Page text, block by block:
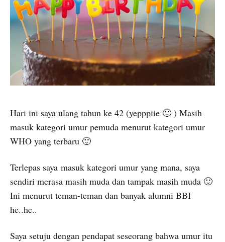
Hari ini saya ulang tahun ke 42 (yepppiie 🙂 ) Masih
masuk kategori umur pemuda menurut kategori umur
WHO yang terbaru 🙂
Terlepas saya masuk kategori umur yang mana, saya
sendiri merasa masih muda dan tampak masih muda 🙂
Ini menurut teman-teman dan banyak alumni BBI
he..he..
Saya setuju dengan pendapat seseorang bahwa umur itu